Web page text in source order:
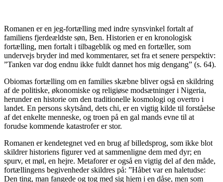
Romanen er en jeg-fortælling med indre synsvinkel fortalt af
familiens fjerdeældste søn, Ben. Historien er en kronologisk
fortælling, men fortalt i tilbageblik og med en fortæller, som
undervejs bryder ind med kommentarer, set fra et senere perspektiv:
”Tanken var dog endnu ikke fuldt dannet hos mig dengang” (s. 64).
Obiomas fortælling om en families skæbne bliver også en skildring
af de politiske, økonomiske og religiøse modsætninger i Nigeria,
herunder en historie om den traditionelle kosmologi og overtro i
landet. En persons skytsånd, dets chi, er en vigtig kilde til forståelse
af det enkelte menneske, og troen på en gal mands evne til at
forudse kommende katastrofer er stor.
Romanen er kendetegnet ved en brug af billedsprog, som ikke blot
skildrer historiens figurer ved at sammenligne dem med dyr; en
spurv, et møl, en hejre. Metaforer er også en vigtig del af den måde,
fortællingens begivenheder skildres på: ”Håbet var en haletudse:
Den ting, man fangede og tog med sig hjem i en dåse, men som